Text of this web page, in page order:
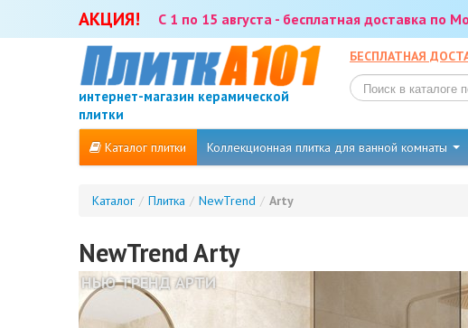
АКЦИЯ! С 1 по 15 августа - бесплатная доставка по
интернет-магазин керамической
плитки
БЕСПЛАТНАЯ
Каталог плитки Коллекционная плитка для ванной комнаты
Каталог / Плитка / NewTrend / Arty
NewTrend Arty
НЬЮ ТРЕНД АРТИ